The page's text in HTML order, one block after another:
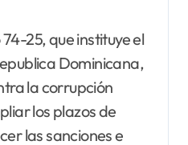
25, que instituye el
Dominicana,
la corrupción
los plazos de
las sanciones e